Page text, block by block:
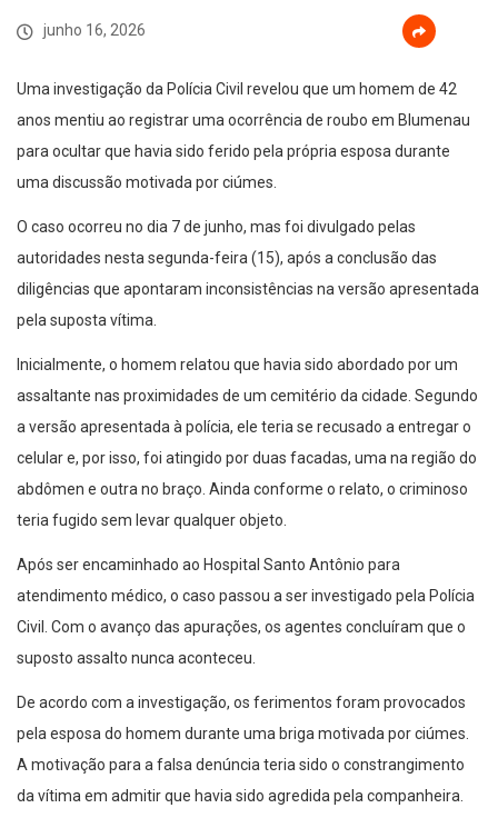
junho 16, 2026
Uma investigação da Polícia Civil revelou que um homem de 42
anos mentiu ao registrar uma ocorrência de roubo em Blumenau
para ocultar que havia sido ferido pela própria esposa durante
uma discussão motivada por ciúmes.
O caso ocorreu no dia 7 de junho, mas foi divulgado pelas
autoridades nesta segunda-feira (15), após a conclusão das
diligências que apontaram inconsistências na versão apresentada
pela suposta vítima.
Inicialmente, o homem relatou que havia sido abordado por um
assaltante nas proximidades de um cemitério da cidade. Segundo
a versão apresentada à polícia, ele teria se recusado a entregar o
celular e, por isso, foi atingido por duas facadas, uma na região do
abdômen e outra no braço. Ainda conforme o relato, o criminoso
teria fugido sem levar qualquer objeto.
Após ser encaminhado ao Hospital Santo Antônio para
atendimento médico, o caso passou a ser investigado pela Polícia
Civil. Com o avanço das apurações, os agentes concluíram que o
suposto assalto nunca aconteceu.
De acordo com a investigação, os ferimentos foram provocados
pela esposa do homem durante uma briga motivada por ciúmes.
A motivação para a falsa denúncia teria sido o constrangimento
da vítima em admitir que havia sido agredida pela companheira.